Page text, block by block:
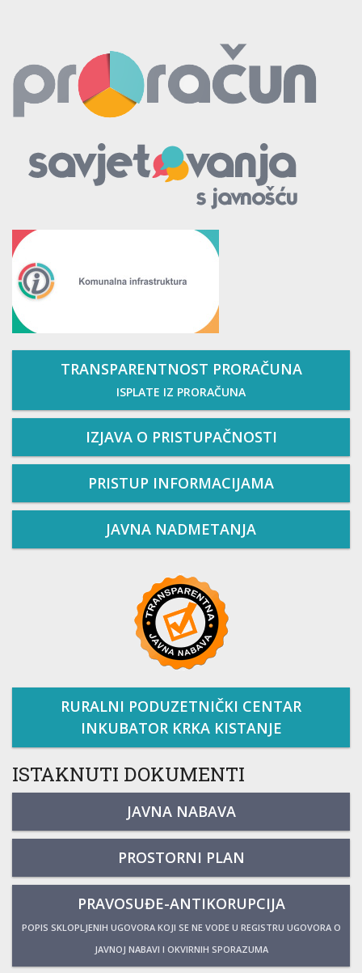
TRANSPARENTNOST PRORAČUNA
ISPLATE IZ PRORAČUNA
IZJAVA O PRISTUPAČNOSTI
PRISTUP INFORMACIJAMA
JAVNA NADMETANJA
RURALNI PODUZETNIČKI CENTAR
INKUBATOR KRKA KISTANJE
ISTAKNUTI DOKUMENTI
JAVNA NABAVA
PROSTORNI PLAN
PRAVOSUĐE-ANTIKORUPCIJA
POPIS SKLOPLJENIH UGOVORA KOJI SE NE VODE U REGISTRU UGOVORA O
JAVNOJ NABAVI I OKVIRNIH SPORAZUMA